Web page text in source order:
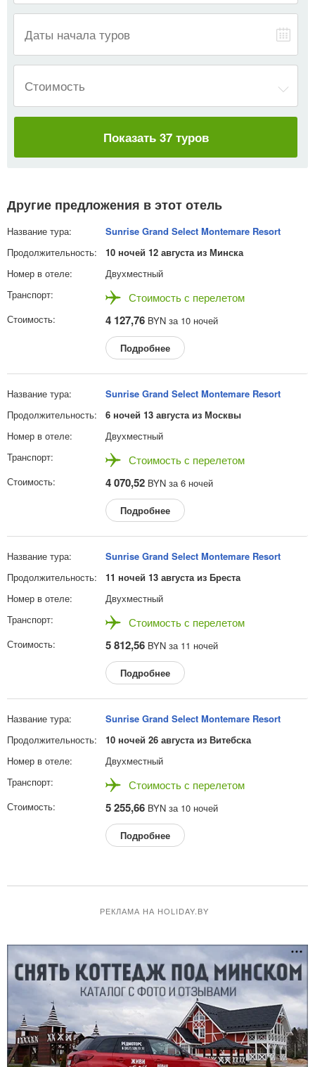
Даты начала туров
Стоимость
Показать 37 туров
Другие предложения в этот отель
Sunrise Grand Select Montemare Resort
10 ночей 12 августа из Минска
Двухместный
Стоимость с перелетом
4 127,76 BYN за 10 ночей
Подробнее
Sunrise Grand Select Montemare Resort
6 ночей 13 августа из Москвы
Двухместный
Стоимость с перелетом
4 070,52 BYN за 6 ночей
Подробнее
Sunrise Grand Select Montemare Resort
11 ночей 13 августа из Бреста
Двухместный
Стоимость с перелетом
5 812,56 BYN за 11 ночей
Подробнее
Sunrise Grand Select Montemare Resort
10 ночей 26 августа из Витебска
Двухместный
Стоимость с перелетом
5 255,66 BYN за 10 ночей
Подробнее
РЕКЛАМА НА HOLIDAY.BY